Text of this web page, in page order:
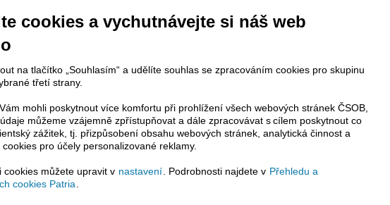
článku je dostupné jen klientům placených služeb
Plus
služeb, potom je nutné sePřihlásit.
kekompletnímu zpravodajství
bez jakýchkoliv omezení. Veškeré
komentáře a horké zprávy jsou
terminálovou metodou (bez nutnosti obnovovat stránku) bez
zpravodajství, ale i další služby získáte v Patria Plus / Investor Plus -
Po
Závěr
při
Hlavní
Výsledky
Trump
Srpen
cookies a vychutnávejte si náš web
na tlačítko „Souhlasím“ a udělíte souhlas se zpracováním cookies pro skupinu
třetí strany.
mohli poskytnout více komfortu při prohlížení všech webových stránek ČSOB,
můžeme vzájemně zpřístupňovat a dále zpracovávat s cílem poskytnout co
zážitek, tj. přizpůsobení obsahu webových stránek, analytická činnost a
pro účely personalizované reklamy.
cookies můžete upravit v nastavení . Podrobnosti najdete v Přehledu a
cookies Patria